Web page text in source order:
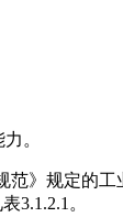
。
范》规定的
3.1.2.1。